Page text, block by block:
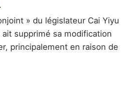
.
» du législateur Cai Yiyu
supprimé sa modification
principalement en raison de